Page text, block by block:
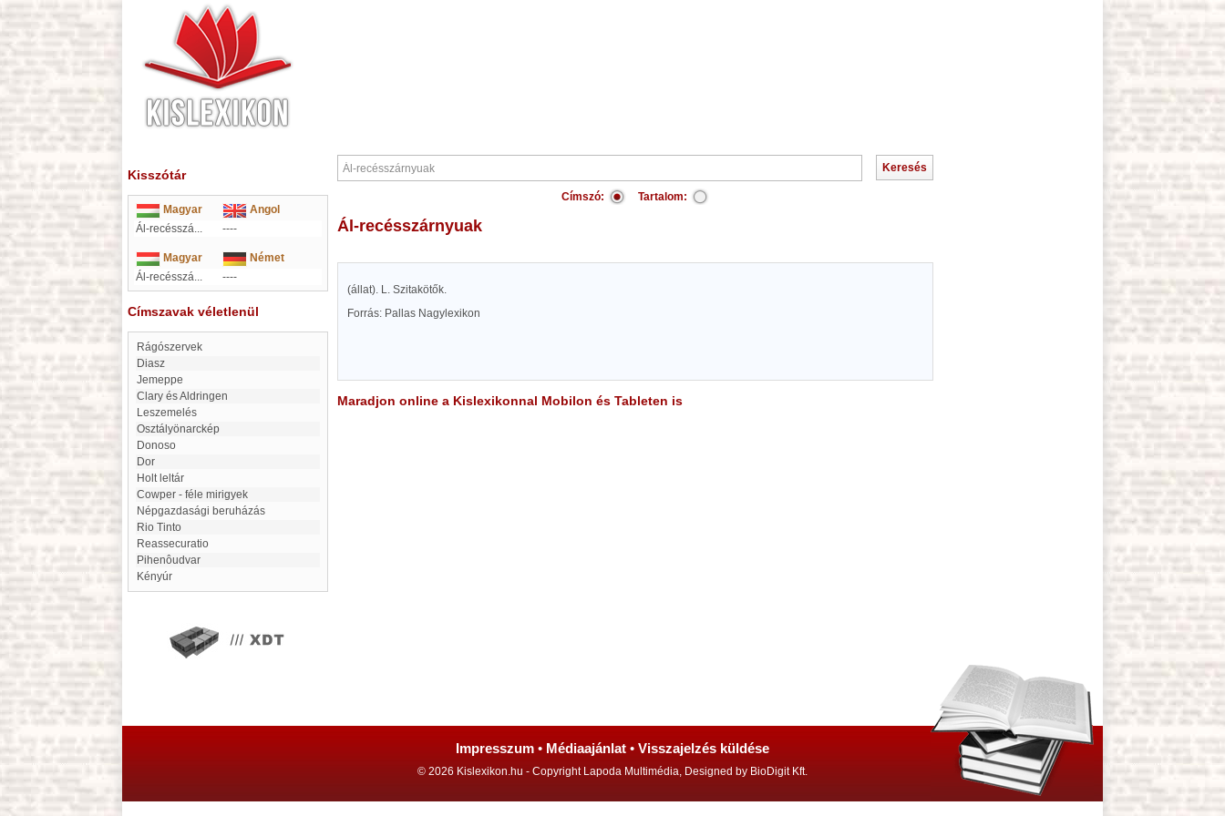
Kisszótár
Magyar
Angol
Ál-recésszá...
----
Magyar
Német
Ál-recésszá...
----
Címszavak véletlenül
Rágószervek
Diasz
Jemeppe
Clary és Aldringen
Leszemelés
Osztályönarckép
Donoso
Dor
Holt leltár
Cowper - féle mirigyek
népgazdasági beruházás
Rio Tinto
Reassecuratio
Pihenôudvar
Kényúr
Címszó: Tartalom:
Ál-recésszárnyuak
(állat). L. Szitakötők.
Forrás: Pallas Nagylexikon
Maradjon online a Kislexikonnal Mobilon és Tableten is
Impresszum • Médiaajánlat • Visszajelzés küldése
© 2026 Kislexikon.hu - Copyright Lapoda Multimédia, Designed by BioDigit Kft.